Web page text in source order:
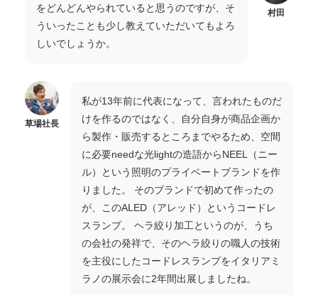
村田
をどんどんやられていると思うのですが、そ
ういったことも少し教えていただいてもよろ
しいでしょうか。
私が13年前に代表になって、言われたものだ
けを作るのではなく、自分自身が商品企画か
ら製作・販売するところまでやるため、空間
に必要needな光lightの造語からNEEL（ニー
ル）という照明のプライベートブランドを作
りました。 そのブランドで初めて作ったの
が、このALED（アレッド）というコードレ
スランプ。 ヘラ絞り加工というのが、うち
の会社の発祥で、そのヘラ絞りの職人の技術
を主役にしたコードレスランプをイタリアミ
ラノの展示会に2年間出展しましたね。
草場社長